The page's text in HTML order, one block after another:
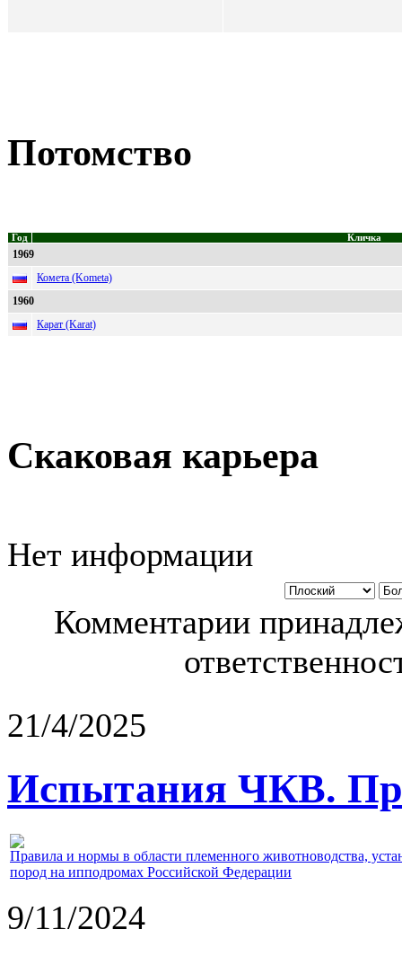
Потомство
Год Кличка
1969
Комета (Kometa)
1960
Карат (Karat)
Скаковая карьера
Нет информации
Комментарии
21/4/2025
Испытания ЧКВ.
Правила и нормы в области племенного животноводства,
пород на ипподромах Российской Федерации
9/11/2024